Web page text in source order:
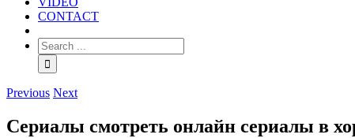
CONTACT
Previous Next
Сериалы смотреть онлайн сериалы в